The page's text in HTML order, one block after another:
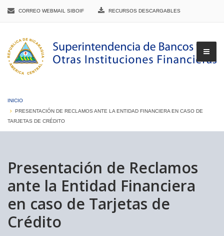
CORREO WEBMAIL SIBOIF RECURSOS DESCARGABLES
INICIO
PRESENTACIÓN DE RECLAMOS ANTE LA ENTIDAD FINANCIERA EN CASO DE
TARJETAS DE CRÉDITO
Presentación de Reclamos
ante la Entidad Financiera
en caso de Tarjetas de
Crédito